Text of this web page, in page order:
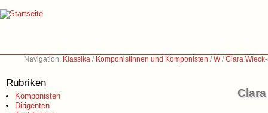
Navigation: Klassika / Komponistinnen und Komponisten /W/Clara
Rubriken
Komponisten
Dirigenten